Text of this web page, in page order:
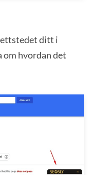
ditt i
om hvordan det